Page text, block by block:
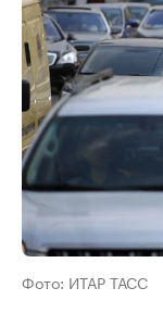
Фото: ИТАР ТАСС